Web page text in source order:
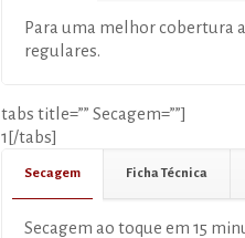
Para uma melhor cobertura
regulares.
tabs title=”” Secagem=””]
1[/tabs]
Secagem Ficha Técnica
Secagem ao toque em 15